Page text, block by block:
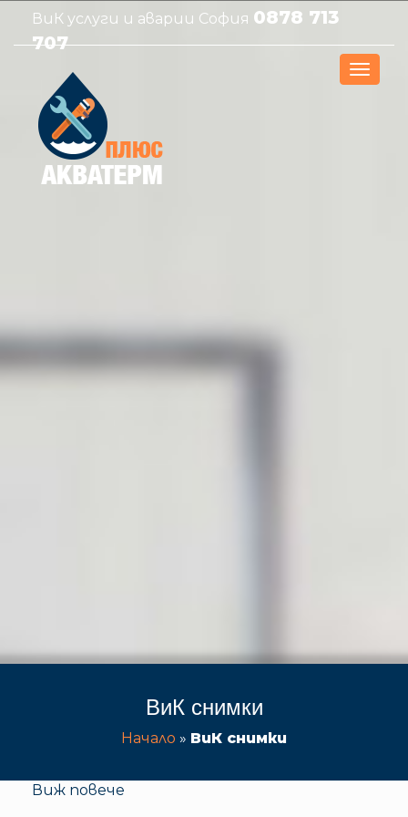
ВиК услуги и аварии София 0878 713
707
ВиК снимки
Начало » ВиК снимки
Виж повече